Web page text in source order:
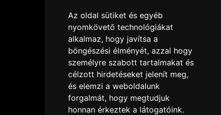
Az oldal sütiket és egyéb
nyomkövető technológiákat
alkalmaz, hogy javítsa a
böngészési élményét, azzal hogy
személyre szabott tartalmakat és
célzott hirdetéseket jelenít meg,
és elemzi a weboldalunk
forgalmát, hogy megtudjuk
honnan érkeztek a látogatóink.